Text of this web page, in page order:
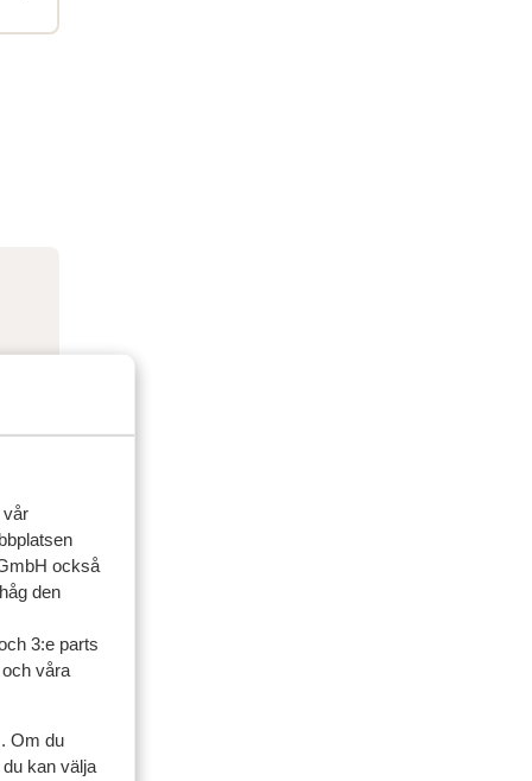
vår
också
den
3:e parts
våra
Om du
kan välja